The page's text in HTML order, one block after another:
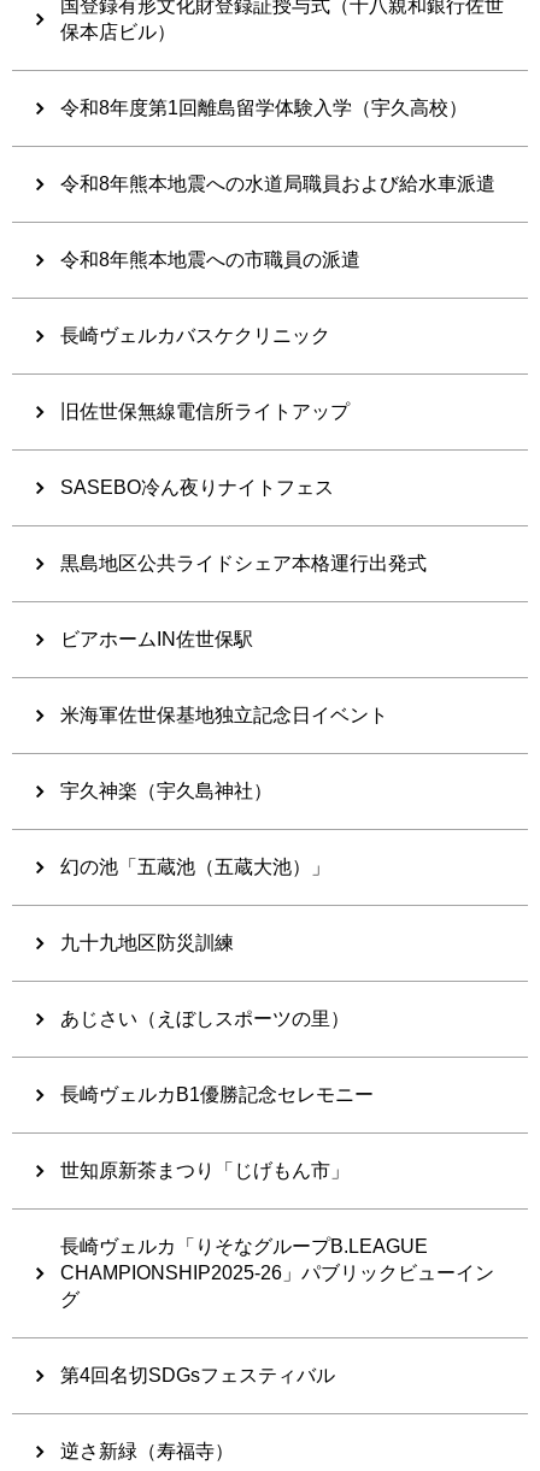
国登録有形文化財登録証授与式（十八親和銀行佐世
保本店ビル）
令和8年度第1回離島留学体験入学（宇久高校）
令和8年熊本地震への水道局職員および給水車派遣
令和8年熊本地震への市職員の派遣
長崎ヴェルカバスケクリニック
旧佐世保無線電信所ライトアップ
SASEBO冷ん夜りナイトフェス
黒島地区公共ライドシェア本格運行出発式
ビアホームIN佐世保駅
米海軍佐世保基地独立記念日イベント
宇久神楽（宇久島神社）
幻の池「五蔵池（五蔵大池）」
九十九地区防災訓練
あじさい（えぼしスポーツの里）
長崎ヴェルカB1優勝記念セレモニー
世知原新茶まつり「じげもん市」
長崎ヴェルカ「りそなグループB.LEAGUE
CHAMPIONSHIP2025-26」パブリックビューイン
グ
第4回名切SDGsフェスティバル
逆さ新緑（寿福寺）